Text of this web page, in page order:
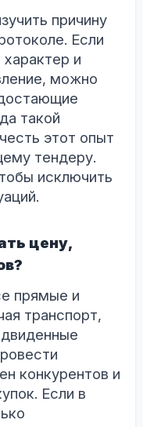
причину
Если
и
можно
такой
этот опыт
тендеру.
исключить
цену,
прямые и
транспорт,
конкурентов и
Если в